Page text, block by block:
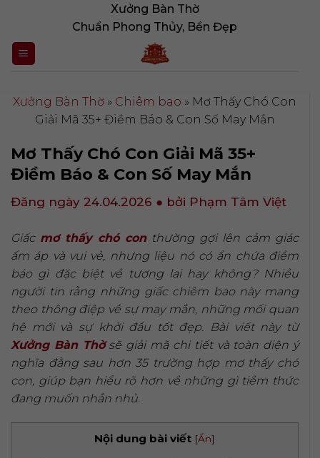
nội
dung
Xưởng Bàn Thờ
Chuẩn Phong Thủy, Bền Đẹp
Xưởng Bàn Thờ » Chiêm bao » Mơ Thấy Chó Con
Giải Mã 35+ Điềm Báo & Con Số May Mắn
Mơ Thấy Chó Con Giải Mã 35+
Điềm Báo & Con Số May Mắn
Đăng ngày 24.04.2026 ● bởi Phạm Tâm Việt
Giấc mơ thấy chó conthường gợi lên cảm giác
ấm áp và vui vẻ, nhưng liệu nó có ẩn chứa điềm
báo gì đặc biệt về tương lai hay không? Nhiều
người tin rằng những giấc chiêm bao này mang
theo thông điệp về sự may mắn, những mối quan
hệ mới và sự khởi đầu tốt đẹp. Bài viết này từ
Xưởng Bàn Thờsẽ giải mã chi tiết và toàn diện ý
nghĩa đằng sau hơn 35 trường hợp mơ thấy chó
con, giúp bạn hiểu rõ hơn về những gì tiềm thức
đang muốn nhắn nhủ.
Nội dung bài viết [Ẩn]